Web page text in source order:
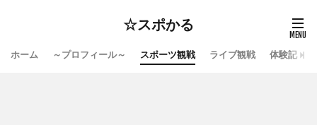
☆スポかる
ホーム ～プロフィール～ スポーツ観戦 ライブ観戦 体験記